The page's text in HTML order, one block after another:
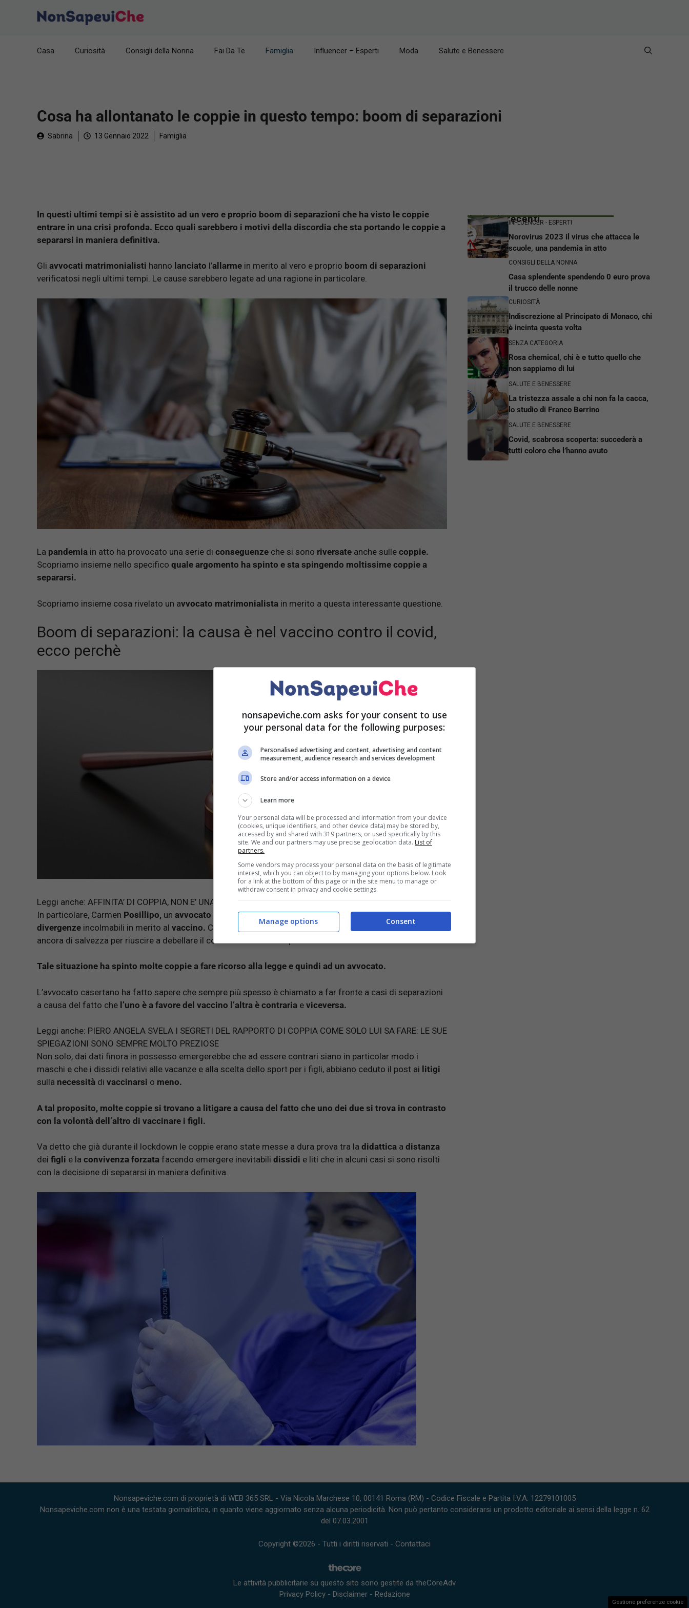
Casa Curiosità Consigli della Nonna Fai Da Te Famiglia Influencer – Esperti Moda Salute e Benessere
Cosa ha allontanato le coppie in questo tempo: boom di separazioni
Sabrina 13 Gennaio 2022 Famiglia
In questi ultimi tempi si è assistito ad un vero e proprio boom di separazioni che ha visto le coppie
entrare in una crisi profonda. Ecco quali sarebbero i motivi della discordia che sta portando le coppie a
separarsi in maniera definitiva.
Gli avvocati matrimonialisti hanno lanciato l’allarme in merito al vero e proprio boom di separazioni
verificatosi negli ultimi tempi. Le cause sarebbero legate ad una ragione in particolare.
La pandemia in atto ha provocato una serie di conseguenze che si sono riversate anche sulle coppie.
Scopriamo insieme nello specifico quale argomento ha spinto e sta spingendo moltissime coppie a
separarsi.
Scopriamo insieme cosa rivelato un avvocato matrimonialista in merito a questa interessante questione.
Boom di separazioni: la causa è nel vaccino contro il covid,
ecco perchè
Leggi anche: AFFINITA’ DI COPPIA, NON E’ UNA QUESTIONE DI FORTUNA ECCO COSA DOVETE SAPERE
In particolare, Carmen Posillipo, un avvocato Caserta,ha spiegato che in molte coppie si sono insinuate
divergenze incolmabili in merito al vaccino. C’è chi, infatti, ritiene che il vaccino non rappresenti l’unica
ancora di salvezza per riuscire a debellare il covid e c’è chi invece pensa il contrario.
Tale situazione ha spinto molte coppie a fare ricorso alla legge e quindi ad un avvocato.
L’avvocato casertano ha fatto sapere che sempre più spesso è chiamato a far fronte a casi di separazioni
a causa del fatto che l’uno è a favore del vaccino l’altra è contraria e viceversa.
Leggi anche: PIERO ANGELA SVELA I SEGRETI DEL RAPPORTO DI COPPIA COME SOLO LUI SA FARE: LE SUE
SPIEGAZIONI SONO SEMPRE MOLTO PREZIOSE
Non solo, dai dati finora in possesso emergerebbe che ad essere contrari siano in particolar modo i
maschi e che i dissidi relativi alle vacanze e alla scelta dello sport per i figli, abbiano ceduto il post ai litigi
sulla necessità di vaccinarsi o meno.
A tal proposito, molte coppie si trovano a litigare a causa del fatto che uno dei due si trova in contrasto
con la volontà dell’altro di vaccinare i figli.
Va detto che già durante il lockdown le coppie erano state messe a dura prova tra la didattica a distanza
dei figli e la convivenza forzata facendo emergere inevitabili dissidi e liti che in alcuni casi si sono risolti
con la decisione di separarsi in maniera definitiva.
Articoli recentiINFLUENCER - ESPERTI
Norovirus 2023 il virus che attacca le
scuole, una pandemia in atto
CONSIGLI DELLA NONNA
Casa splendente spendendo 0 euro prova
il trucco delle nonne
CURIOSITÀ
Indiscrezione al Principato di Monaco, chi
è incinta questa volta
SENZA CATEGORIA
Rosa chemical, chi è e tutto quello che
non sappiamo di lui
SALUTE E BENESSERE
La tristezza assale a chi non fa la cacca,
lo studio di Franco Berrino
SALUTE E BENESSERE
Covid, scabrosa scoperta: succederà a
tutti coloro che l’hanno avuto
Nonsapeviche.com di proprietà di WEB 365 SRL - Via Nicola Marchese 10, 00141 Roma (RM) - Codice Fiscale e Partita I.V.A. 12279101005
Nonsapeviche.com non è una testata giornalistica, in quanto viene aggiornato senza alcuna periodicità. Non può pertanto considerarsi un prodotto editoriale ai sensi della legge n. 62
del 07.03.2001
Copyright ©2026 - Tutti i diritti riservati - Contattaci
Le attività pubblicitarie su questo sito sono gestite da theCoreAdv
Privacy Policy- Disclaimer- Redazione
Gestione preferenze cookie
nonsapeviche.com asks for your consent to use
your personal data for the following purposes:
Personalised advertising and content, advertising and content
measurement, audience research and services development
Store and/or access information on a device
Learn more
Your personal data will be processed and information from your device
(cookies, unique identifiers, and other device data) may be stored by,
accessed by and shared with 319 partners, or used specifically by this
site. We and our partners may use precise geolocation data. List of
partners.
Some vendors may process your personal data on the basis of legitimate
interest, which you can object to by managing your options below. Look
for a link at the bottom of this page or in the site menu to manage or
withdraw consent in privacy and cookie settings.
Consent
Manage options